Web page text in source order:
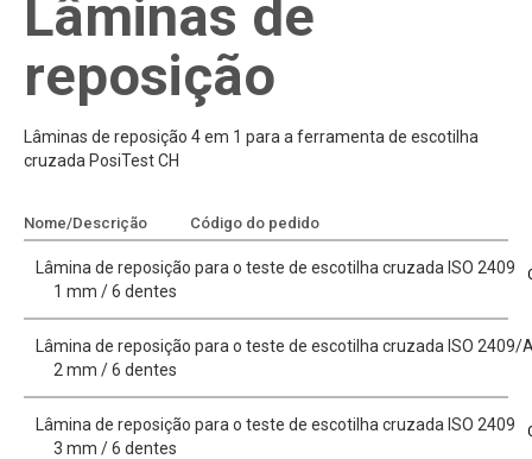
Lâminas de
reposição
Lâminas de reposição 4 em 1 para a ferramenta de escotilha
cruzada PosiTest CH
Nome/Descrição Código do pedido
Lâmina de reposição para o teste de escotilha cruzada ISO 2409
1 mm / 6 dentes
Lâmina de reposição para o teste de escotilha cruzada ISO 2409/
2 mm / 6 dentes
Lâmina de reposição para o teste de escotilha cruzada ISO 2409
3 mm / 6 dentes